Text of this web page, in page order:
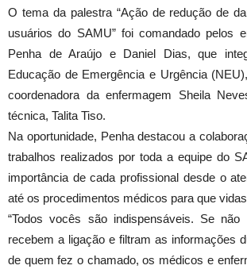
O tema da palestra “Ação de redução de
usuários do SAMU” foi comandado pelos
Penha de Araújo e Daniel Dias, que
Educação de Emergência e Urgência
coordenadora da enfermagem Sheila
técnica, Talita Tiso.
Na oportunidade, Penha destacou a
trabalhos realizados por toda a equipe do
importância de cada profissional desde o
até os procedimentos médicos para que
“Todos vocês são indispensáveis. Se
recebem a ligação e filtram as informações
de quem fez o chamado, os médicos e